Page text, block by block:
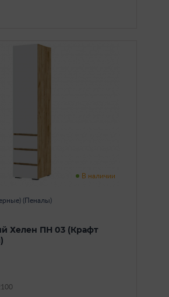
В наличии
(Пеналы)
Хелен ПН 03 (Крафт